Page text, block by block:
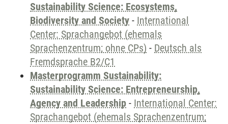
Sustainability Science: Ecosystems,
Biodiversity and Society - International
Center: Sprachangebot (ehemals
Sprachenzentrum; ohne CPs) - Deutsch als
Fremdsprache B2/C1
Masterprogramm Sustainability:
Sustainability Science: Entrepreneurship,
Agency and Leadership - International Center:
Sprachangebot (ehemals Sprachenzentrum;